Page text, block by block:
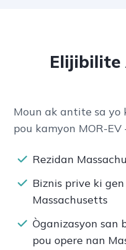
Elijibilite
Moun ak antite sa yo
pou kamyon MOR-EV
Rezidan
Biznis prive ki
Massachusetts
Òganizasyon san
pou opere nan